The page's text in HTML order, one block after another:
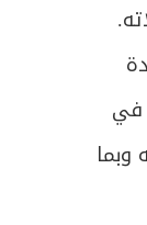
في
وبما